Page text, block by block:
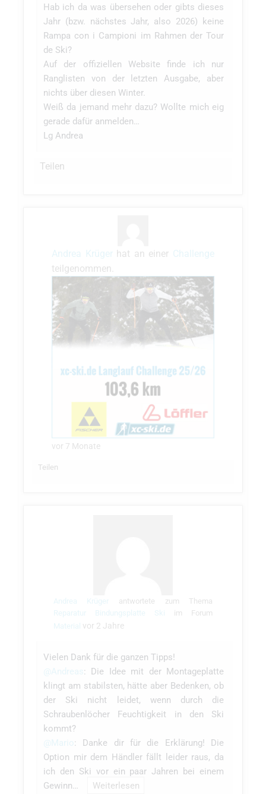
Hab ich da was übersehen oder gibts dieses
Jahr (bzw. nächstes Jahr, also 2026) keine
Rampa con i Campioni im Rahmen der Tour
de Ski?
Auf der offiziellen Website finde ich nur
Ranglisten von der letzten Ausgabe, aber
nichts über diesen Winter.
Weiß da jemand mehr dazu? Wollte mich eig
gerade dafür anmelden…
Lg Andrea
Teilen
Andrea Krügerhat an einer Challenge
teilgenommen.
vor 7 Monate
Teilen
Andrea Krüger
antwortete zum Thema
Reparatur Bindungsplatte Ski im Forum
Material vor 2 Jahre
Vielen Dank für die ganzen Tipps!
: Die Idee mit der Montageplatte
klingt am stabilsten, hätte aber Bedenken, ob
der Ski nicht leidet, wenn durch die
Schraubenlöcher Feuchtigkeit in den Ski
kommt?
: Danke dir für die Erklärung! Die
Option mir dem Händler fällt leider raus, da
ich den Ski vor ein paar Jahren bei einem
Gewinn…
Weiterlesen